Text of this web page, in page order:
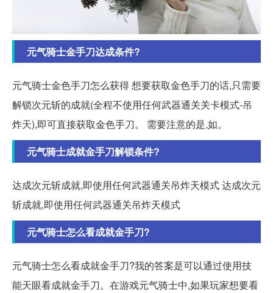
元气骑士金手刀达成条件?
元气骑士金色手刀怎么获得 想要获取金色手刀的话,只需要
解锁次元斩的成就(全程不使用任何武器通关关卡模式-吊
炸天),即可直接获取金色手刀。 需要注意的是,如。
元气骑士成就金手刀解锁条件?
达成次元斩成就,即使用任何武器通关吊炸天模式 达成次元
斩成就,即使用任何武器通关吊炸天模式
元气骑士怎么看成就金手刀?
元气骑士怎么看成就金手刀?我的答案是可以通过使用技
能天眼看成就金手刀。在游戏元气骑士中,如果玩家想要看